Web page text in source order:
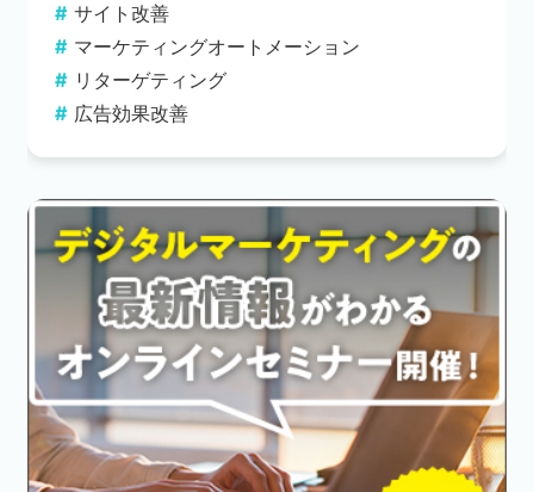
サイト改善
マーケティングオートメーション
リターゲティング
広告効果改善